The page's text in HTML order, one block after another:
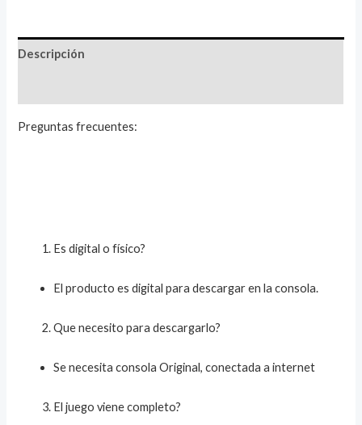
Descripción
Preguntas frecuentes:
Es digital o físico?
El producto es digital para descargar en la consola.
Que necesito para descargarlo?
Se necesita consola Original, conectada a internet
El juego viene completo?